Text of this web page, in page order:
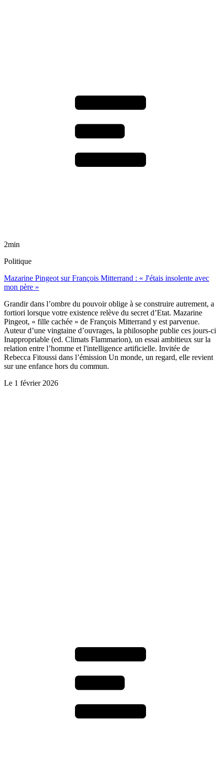
2min
Politique
Mazarine Pingeot sur François Mitterrand : « J'étais insolente avec
mon père »
Grandir dans l’ombre du pouvoir oblige à se construire autrement, a
fortiori lorsque votre existence relève du secret d’Etat. Mazarine
Pingeot, « fille cachée » de François Mitterrand y est parvenue.
Auteur d’une vingtaine d’ouvrages, la philosophe publie ces jours-ci
Inappropriable (ed. Climats Flammarion), un essai ambitieux sur la
relation entre l’homme et l'intelligence artificielle. Invitée de
Rebecca Fitoussi dans l’émission Un monde, un regard, elle revient
sur une enfance hors du commun.
Le 1 février 2026